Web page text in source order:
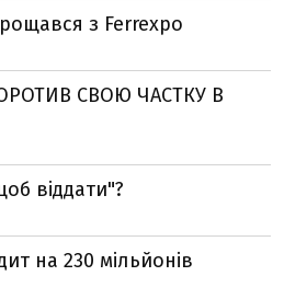
з Ferrexpo
СВОЮ ЧАСТКУ В
віддати"?
на 230 мільйонів